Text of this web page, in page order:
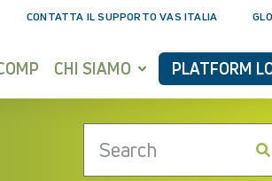
CONTATTA IL SUPPORTO VAS ITALIA
CHI SIAMO PLATFORM